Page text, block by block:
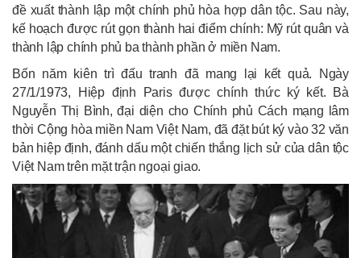
đề xuất thành lập một chính phủ hòa hợp dân tộc. Sau này,
kế hoạch được rút gọn thành hai điểm chính: Mỹ rút quân và
thành lập chính phủ ba thành phần ở miền Nam.
Bốn năm kiên trì đấu tranh đã mang lại kết quả. Ngày
27/1/1973, Hiệp định Paris được chính thức ký kết. Bà
Nguyễn Thị Bình, đại diện cho Chính phủ Cách mạng lâm
thời Cộng hòa miền Nam Việt Nam, đã đặt bút ký vào 32 văn
bản hiệp định, đánh dấu một chiến thắng lịch sử của dân tộc
Việt Nam trên mặt trận ngoại giao.